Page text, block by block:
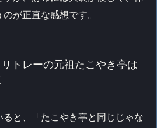
が正直な感想です。
トレーの元祖たこやき亭は
と、「たこやき亭と同じじゃな